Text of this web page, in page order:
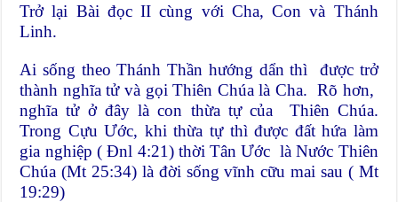
Trở lại Bài đọc II cùng với Cha, Con và Thánh
Linh.
Ai sống theo Thánh Thần hướng dẩn thì được trở
thành nghĩa tử và gọi Thiên Chúa là Cha. Rõ hơn,
nghĩa tử ở đây là con thừa tự của Thiên Chúa.
Trong Cựu Ước, khi thừa tự thì được đất hứa làm
gia nghiệp ( Đnl 4:21) thời Tân Ước là Nước Thiên
Chúa (Mt 25:34) là đời sống vĩnh cữu mai sau ( Mt
19:29)